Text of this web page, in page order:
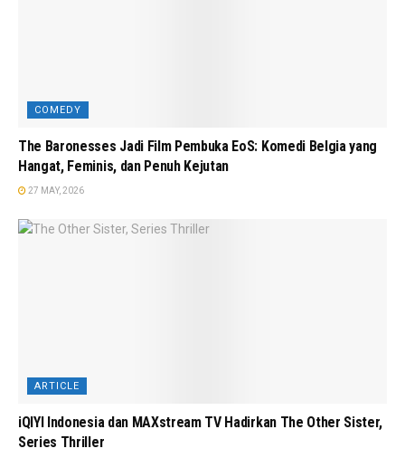
COMEDY
The Baronesses Jadi Film Pembuka EoS: Komedi Belgia yang
Hangat, Feminis, dan Penuh Kejutan
27 MAY, 2026
ARTICLE
iQIYI Indonesia dan MAXstream TV Hadirkan The Other Sister,
Series Thriller